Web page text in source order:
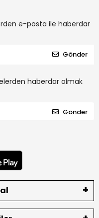
e-posta ile haberdar
Gönder
haberdar olmak
Gönder